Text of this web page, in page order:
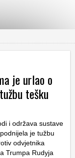
je urlao o
tešku
i održava sustave
je tužbu
odvjetnika
Trumpa Rudyja